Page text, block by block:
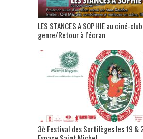
LES STANCES A SOPHIE au ciné-
genre/Retour à l’écran
3è Festival des Sortilèges les 19 &